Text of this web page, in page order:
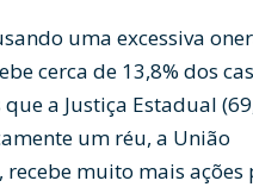
uma excessiva
cerca de 13,8% dos
a Justiça Estadual
um réu, a União
recebe muito mais ações